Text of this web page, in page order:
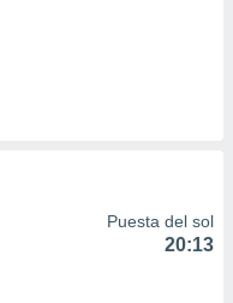
Puesta del sol
20:13